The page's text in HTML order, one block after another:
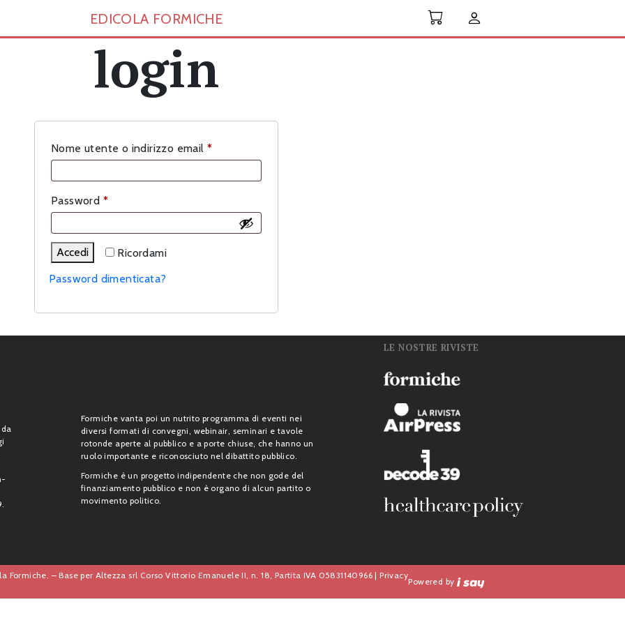
EDICOLA FORMICHE
login
Nome utente o indirizzo email *Richiesto
Password *Richiesto
Ricordami
Accedi
Password dimenticata?
Formiche vanta poi un nutrito programma di eventi nei
diversi formati di convegni, webinair, seminari e tavole
rotonde aperte al pubblico e a porte chiuse, che hanno un
ruolo importante e riconosciuto nel dibattito pubblico.
Formiche è un progetto indipendente che non gode del
finanziamento pubblico e non è organo di alcun partito o
movimento politico.
LE NOSTRE RIVISTE
Formiche. – Base per Altezza srl Corso Vittorio Emanuele II, n. 18, Partita IVA 05831140966 |Privacy
Powered by